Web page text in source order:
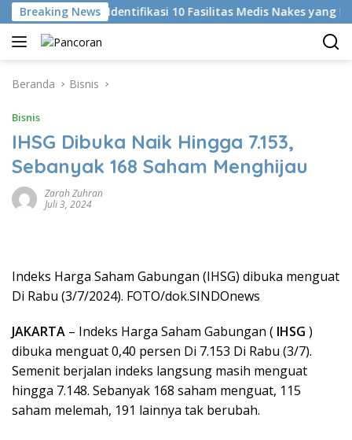
Langsung
ke
konten
Breaking NewsKKI Identifikasi 10 Fasilitas Medis Nakes yang
Beranda Bisnis
Bisnis
IHSG Dibuka Naik Hingga 7.153,
Sebanyak 168 Saham Menghijau
Zarah Zuhran
Juli 3, 2024
Indeks Harga Saham Gabungan (IHSG) dibuka menguat
Di Rabu (3/7/2024). FOTO/dok.SINDOnews
JAKARTA – Indeks Harga Saham Gabungan ( IHSG )
dibuka menguat 0,40 persen Di 7.153 Di Rabu (3/7).
Semenit berjalan indeks langsung masih menguat
hingga 7.148. Sebanyak 168 saham menguat, 115
saham melemah, 191 lainnya tak berubah.